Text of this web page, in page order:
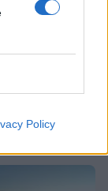
Policy